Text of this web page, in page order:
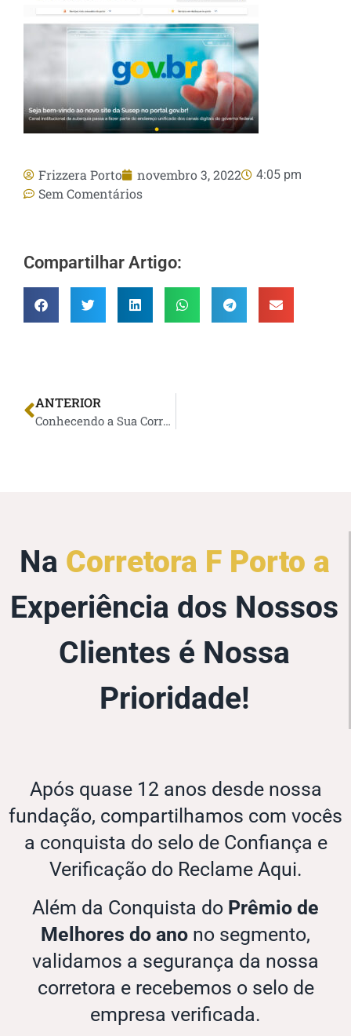
Frizzera Porto novembro 3, 2022 4:05 pm
Sem Comentários
Compartilhar Artigo:
ANTERIOR
Conhecendo a Sua Corretora de Seguros
Na Corretora F Porto a
Experiência dos Nossos
Clientes é Nossa
Prioridade!
Após quase 12 anos desde nossa
fundação, compartilhamos com vocês
a conquista do selo de Confiança e
Verificação do Reclame Aqui.
Além da Conquista do Prêmio de
Melhores do ano no segmento,
validamos a segurança da nossa
corretora e recebemos o selo de
empresa verificada.